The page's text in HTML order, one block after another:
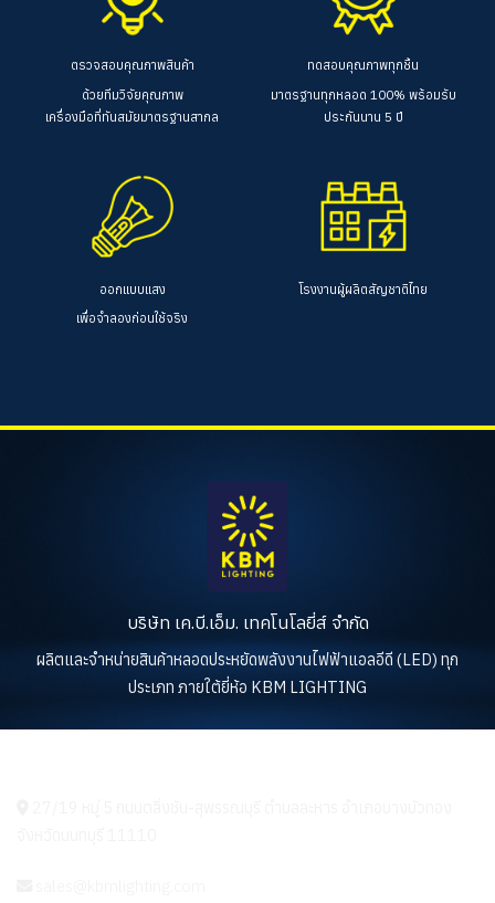
ตรวจสอบคุณภาพสินค้า
ด้วยทีมวิจัยคุณภาพ
เครื่องมือที่ทันสมัยมาตรฐานสากล
ทดสอบคุณภาพทุกชิ้น
มาตรฐานทุกหลอด 100% พร้อมรับ
ประกันนาน 5 ปี
ออกแบบแสง
เพื่อจำลองก่อนใช้จริง
โรงงานผู้ผลิตสัญชาติไทย
บริษัท เค.บี.เอ็ม. เทคโนโลยี่ส์ จำกัด
ผลิตและจำหน่ายสินค้าหลอดประหยัดพลังงานไฟฟ้าแอลอีดี (LED) ทุก
ประเภท ภายใต้ยี่ห้อ KBM LIGHTING